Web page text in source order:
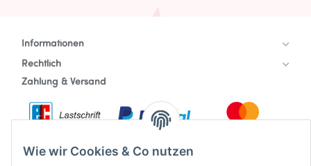
Wie wir Cookies & Co nutzen
Informationen
Rechtlich
Zahlung & Versand